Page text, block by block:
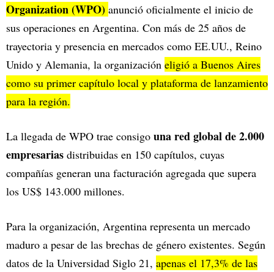
Organization (WPO) anunció oficialmente el inicio de
sus operaciones en Argentina. Con más de 25 años de
trayectoria y presencia en mercados como EE.UU., Reino
Unido y Alemania, la organización eligió a Buenos Aires
como su primer capítulo local y plataforma de lanzamiento
para la región.
La llegada de WPO trae consigo una red global de 2.000
empresarias distribuidas en 150 capítulos, cuyas
compañías generan una facturación agregada que supera
los US$ 143.000 millones.
Para la organización, Argentina representa un mercado
maduro a pesar de las brechas de género existentes. Según
datos de la Universidad Siglo 21, apenas el 17,3% de las